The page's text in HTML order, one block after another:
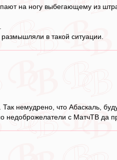
на ногу выбегающему из
в такой ситуации.
немудрено, что Абаскаль,
недоброжелатели с МатчТВ да